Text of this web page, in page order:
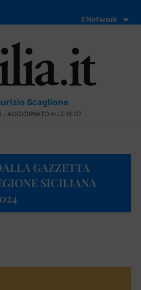
Il Network
Scaglione
AGGIORNATO ALLE 19:07
GAZZETTA
SICILIANA